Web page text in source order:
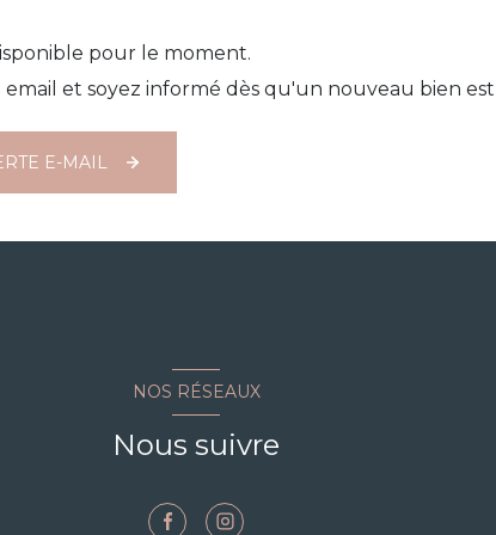
pour le moment.
et soyez informé dès qu'un nouveau bien
E-MAIL
NOS RÉSEAUX
Nous suivre